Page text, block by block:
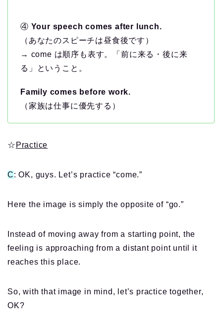
④ Your speech comes after lunch.
（あなたのスピーチは昼食後です）
→ come は順序も表す。「前に来る・後に来
る」ということ。
Family comes before work.
（家族は仕事に優先する）
☆ Practice
C: OK, guys. Let’s practice “come.”
Here the image is simply the opposite of “go.”
Instead of moving away from a starting point, the
feeling is approaching from a distant point until it
reaches this place.
So, with that image in mind, let’s practice together,
OK?